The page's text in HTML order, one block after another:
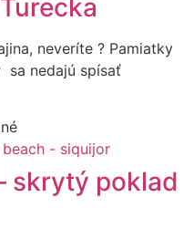
neveríte ? Pamiatky
sa nedajú spísať
skrytý poklad